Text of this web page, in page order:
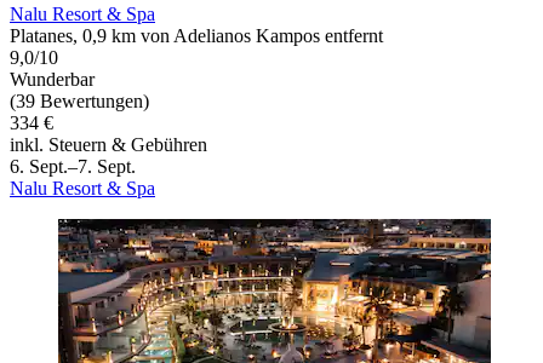
Nalu Resort & Spa
Platanes, 0,9 km von Adelianos Kampos entfernt
9,0/10
Wunderbar
(39 Bewertungen)
334 €
inkl. Steuern & Gebühren
6. Sept.–7. Sept.
Nalu Resort & Spa